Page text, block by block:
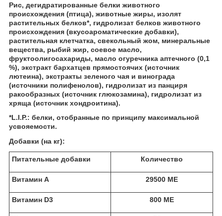
Рис, дегидратированные белки животного
происхождения (птица), животные жиры, изолят
растительных белков*, гидролизат белков животного
происхождения (вкусоароматические добавки),
растительная клетчатка, свекольный жом, минеральные
вещества, рыбий жир, соевое масло,
фруктоолигосахариды, масло огуречника аптечного (0,1
%), экстракт бархатцев прямостоячих (источник
лютеина), экстракты зеленого чая и винограда
(источники полифенолов), гидролизат из панциря
ракообразных (источник глюкозамина), гидролизат из
хряща (источник хондроитина).
*L.I.P.: белки, отобранные по принципу максимальной
усвояемости.
Добавки (на кг):
Питательные добавки Количество
Витамин A 29500 ME
Витамин D3 800 ME